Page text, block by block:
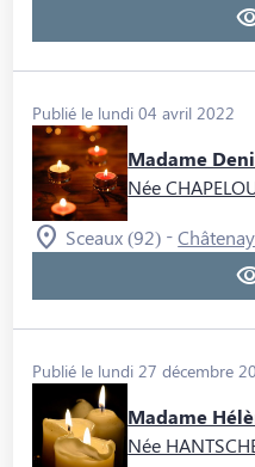
Publié le lundi 04 avril 2022
Madame
Née
Sceaux (92) -
Publié le lundi 27 décembre
Madame
Née